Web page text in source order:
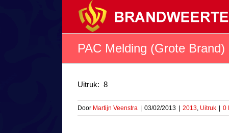
PAC Melding (Grote
Uitruk: 8
Door Martijn Veenstra 03/02/2013 2013, Uitruk 0